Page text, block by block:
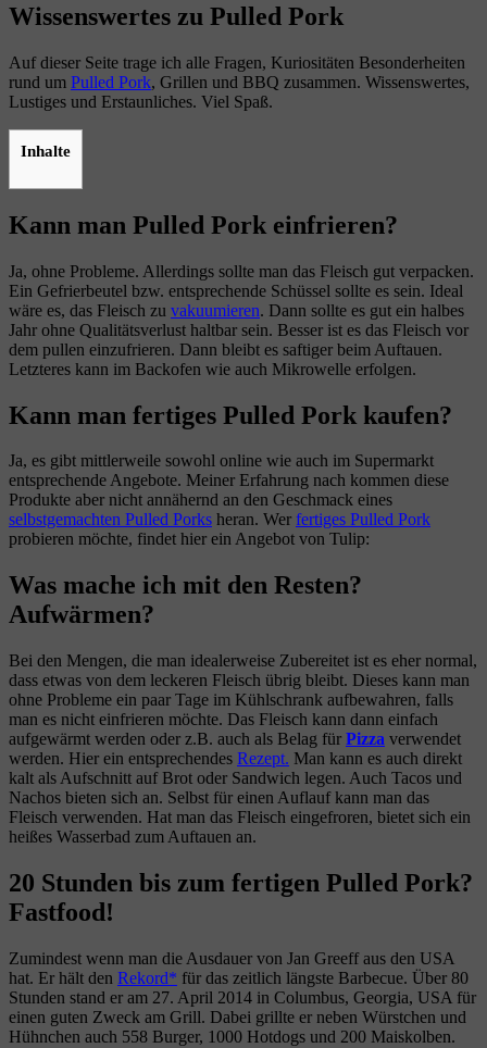
Wissenswertes zu Pulled Pork
Auf dieser Seite trage ich alle Fragen, Kuriositäten Besonderheiten
rund um Pulled Pork, Grillen und BBQ zusammen. Wissenswertes,
Lustiges und Erstaunliches. Viel Spaß.
Inhalte
Kann man Pulled Pork einfrieren?
Ja, ohne Probleme. Allerdings sollte man das Fleisch gut verpacken.
Ein Gefrierbeutel bzw. entsprechende Schüssel sollte es sein. Ideal
wäre es, das Fleisch zu vakuumieren. Dann sollte es gut ein halbes
Jahr ohne Qualitätsverlust haltbar sein. Besser ist es das Fleisch vor
dem pullen einzufrieren. Dann bleibt es saftiger beim Auftauen.
Letzteres kann im Backofen wie auch Mikrowelle erfolgen.
Kann man fertiges Pulled Pork kaufen?
Ja, es gibt mittlerweile sowohl online wie auch im Supermarkt
entsprechende Angebote. Meiner Erfahrung nach kommen diese
Produkte aber nicht annähernd an den Geschmack eines
selbstgemachten Pulled Porks heran. Wer fertiges Pulled Pork
probieren möchte, findet hier ein Angebot von Tulip:
Was mache ich mit den Resten?
Aufwärmen?
Bei den Mengen, die man idealerweise Zubereitet ist es eher normal,
dass etwas von dem leckeren Fleisch übrig bleibt. Dieses kann man
ohne Probleme ein paar Tage im Kühlschrank aufbewahren, falls
man es nicht einfrieren möchte. Das Fleisch kann dann einfach
aufgewärmt werden oder z.B. auch als Belag für Pizza verwendet
werden. Hier ein entsprechendes Rezept. Man kann es auch direkt
kalt als Aufschnitt auf Brot oder Sandwich legen. Auch Tacos und
Nachos bieten sich an. Selbst für einen Auflauf kann man das
Fleisch verwenden. Hat man das Fleisch eingefroren, bietet sich ein
heißes Wasserbad zum Auftauen an.
20 Stunden bis zum fertigen Pulled Pork?
Fastfood!
Zumindest wenn man die Ausdauer von Jan Greeff aus den USA
hat. Er hält den Rekord
für das zeitlich längste Barbecue. Über 80
Stunden stand er am 27. April 2014 in Columbus, Georgia, USA für
einen guten Zweck am Grill. Dabei grillte er neben Würstchen und
Hühnchen auch 558 Burger, 1000 Hotdogs und 200 Maiskolben.